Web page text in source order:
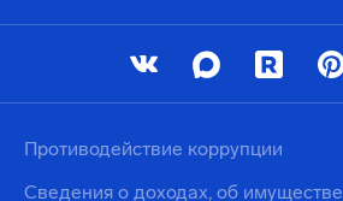
Противодействие коррупции
Сведения о доходах, об имуществе